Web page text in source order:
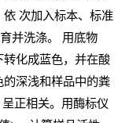
依 次加入标本、标准
并洗涤。
用底物
化成蓝色，并在酸
深浅和样品中的粪
正相关。用酶标仪